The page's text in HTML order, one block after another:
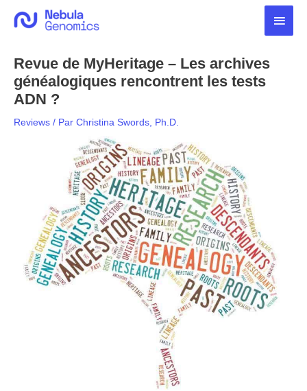
Revue de MyHeritage – Les archives
généalogiques rencontrent les tests
ADN ?
Reviews / Par Christina Swords, Ph.D.